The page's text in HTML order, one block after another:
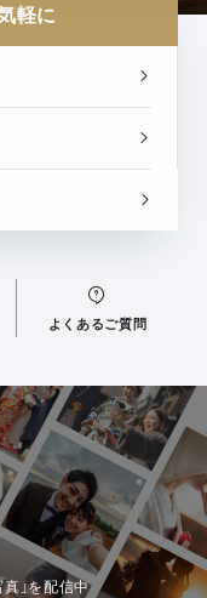
軽に
よくあるご質問
」を配信中